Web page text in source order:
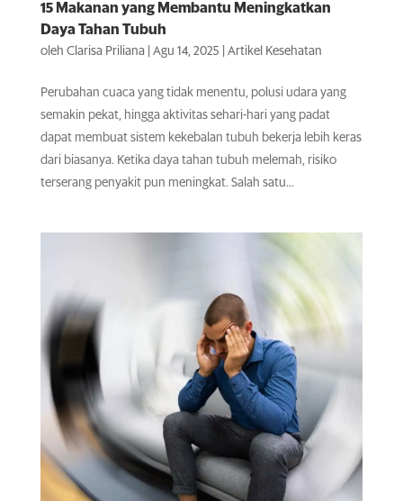
15 Makanan yang Membantu Meningkatkan
Daya Tahan Tubuh
oleh Clarisa Priliana| Agu 14, 2025 Artikel Kesehatan
Perubahan cuaca yang tidak menentu, polusi udara yang
semakin pekat, hingga aktivitas sehari-hari yang padat
dapat membuat sistem kekebalan tubuh bekerja lebih keras
dari biasanya. Ketika daya tahan tubuh melemah, risiko
terserang penyakit pun meningkat. Salah satu...